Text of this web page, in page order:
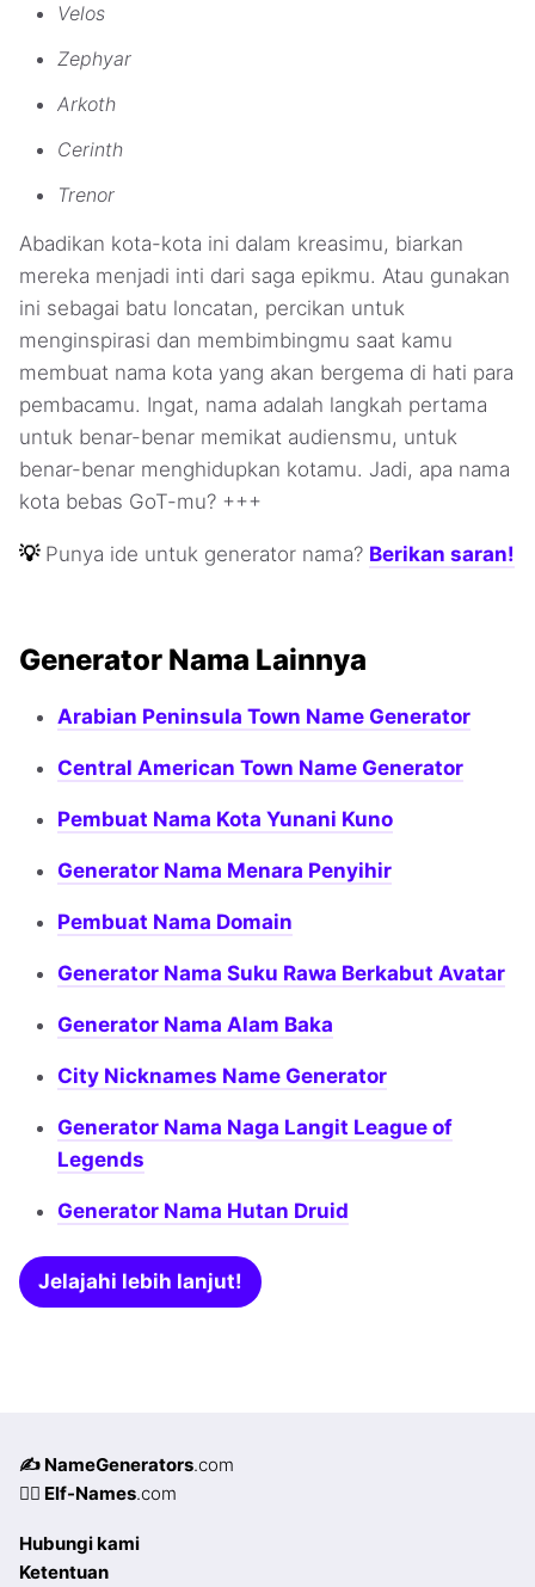
Velos
Zephyar
Arkoth
Cerinth
Trenor
Abadikan kota-kota ini dalam kreasimu, biarkan
mereka menjadi inti dari saga epikmu. Atau gunakan
ini sebagai batu loncatan, percikan untuk
menginspirasi dan membimbingmu saat kamu
membuat nama kota yang akan bergema di hati para
pembacamu. Ingat, nama adalah langkah pertama
untuk benar-benar memikat audiensmu, untuk
benar-benar menghidupkan kotamu. Jadi, apa nama
kota bebas GoT-mu? +++
💡 Punya ide untuk generator nama? Berikan saran!
Generator Nama Lainnya
Arabian Peninsula Town Name Generator
Central American Town Name Generator
Pembuat Nama Kota Yunani Kuno
Generator Nama Menara Penyihir
Pembuat Nama Domain
Generator Nama Suku Rawa Berkabut Avatar
Generator Nama Alam Baka
City Nicknames Name Generator
Generator Nama Naga Langit League of
Legends
Generator Nama Hutan Druid
Jelajahi lebih lanjut!
✍️ NameGenerators.com
🧝‍♀️ Elf-Names.com
Hubungi kami
Ketentuan